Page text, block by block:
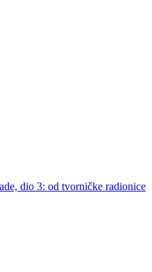
dio 3: od tvorničke radionice